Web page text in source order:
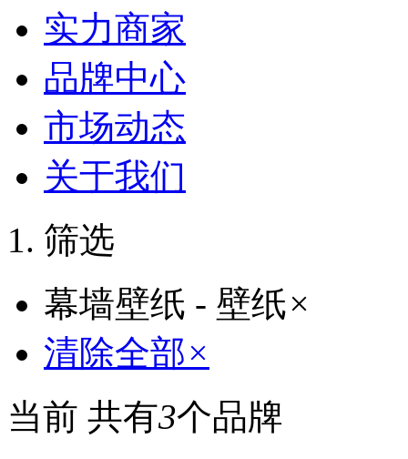
实力商家
品牌中心
市场动态
关于我们
筛选
幕墙壁纸 - 壁纸×
清除全部×
当前 共有3个品牌